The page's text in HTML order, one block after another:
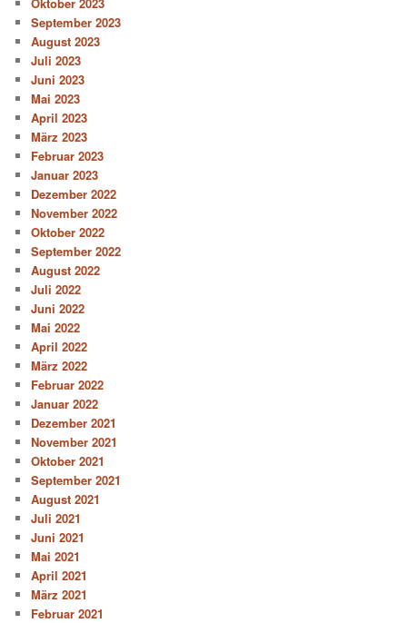
September 2023
August 2023
Juli 2023
Juni 2023
Mai 2023
April 2023
März 2023
Februar 2023
Januar 2023
Dezember 2022
November 2022
Oktober 2022
September 2022
August 2022
Juli 2022
Juni 2022
Mai 2022
April 2022
März 2022
Februar 2022
Januar 2022
Dezember 2021
November 2021
Oktober 2021
September 2021
August 2021
Juli 2021
Juni 2021
Mai 2021
April 2021
März 2021
Februar 2021